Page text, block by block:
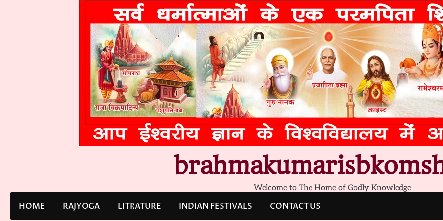
Welcome to The Home of Godly Knowledge
HOME RAJYOGA LITRATURE INDIAN FESTIVALS CONTACT US